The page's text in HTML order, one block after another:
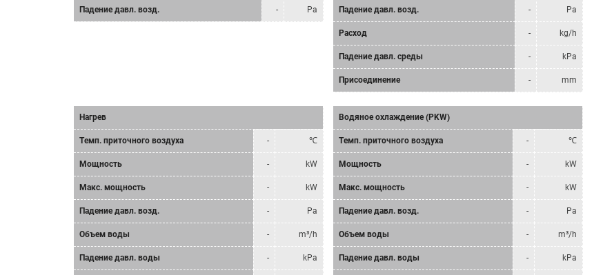
Падение давл. возд. - Pa Падение давл. возд. - Pa
Расход - kg/h
Падение давл. среды - kPa
Присоединение - mm
Нагрев
Tемп. приточного воздуха - ℃
Мощность - kW
Mакс. мощность - kW
Падение давл. возд. - Pa
Объем воды - m³/h
Падение давл. воды - kPa
Водяное охлаждение (PKW)
Tемп. приточного воздуха - ℃
Мощность - kW
Mакс. мощность - kW
Падение давл. возд. - Pa
Объем воды - m³/h
Падение давл. воды - kPa